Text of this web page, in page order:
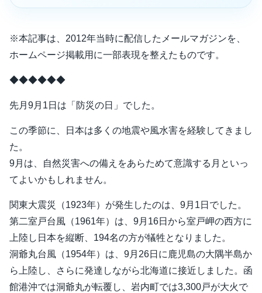
※本記事は、2012年当時に配信したメールマガジンを、
ホームページ掲載用に一部表現を整えたものです。
◆◆◆◆◆◆
先月9月1日は「防災の日」でした。
この季節に、日本は多くの地震や風水害を経験してきまし
た。
9月は、自然災害への備えをあらためて意識する月といっ
てよいかもしれません。
関東大震災（1923年）が発生したのは、9月1日でした。
第二室戸台風（1961年）は、9月16日から室戸岬の西方に
上陸し日本を縦断、194名の方が犠牲となりました。
洞爺丸台風（1954年）は、9月26日に鹿児島の大隅半島か
ら上陸し、さらに発達しながら北海道に接近しました。函
館港沖では洞爺丸が転覆し、岩内町では3,300戸が大火で